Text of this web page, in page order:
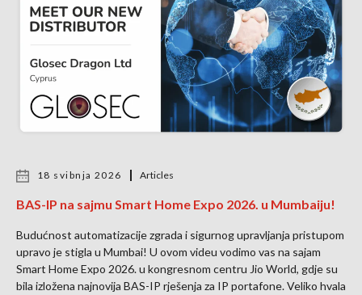
18 svibnja 2026 Articles
BAS-IP na sajmu Smart Home Expo 2026. u Mumbaiju!
Budućnost automatizacije zgrada i sigurnog upravljanja pristupom
upravo je stigla u Mumbai! U ovom videu vodimo vas na sajam
Smart Home Expo 2026. u kongresnom centru Jio World, gdje su
bila izložena najnovija BAS-IP rješenja za IP portafone. Veliko hvala